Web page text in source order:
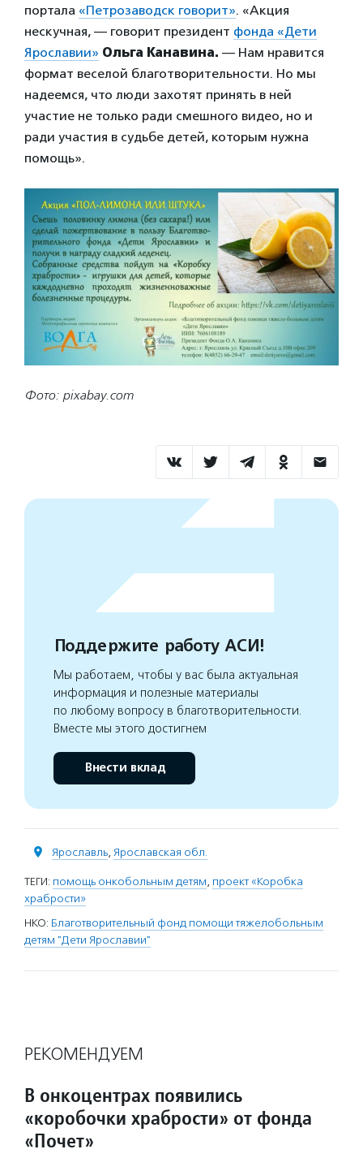
портала «Петрозаводск говорит». «Акция
нескучная, — говорит президент фонда «Дети
Ярославии» Ольга Канавина. — Нам нравится
формат веселой благотворительности. Но мы
надеемся, что люди захотят принять в ней
участие не только ради смешного видео, но и
ради участия в судьбе детей, которым нужна
помощь».
Фото: pixabay.com
Поддержите работу АСИ!
Мы работаем, чтобы у вас была актуальная
информация и полезные материалы
по любому вопросу в благотворительности.
Вместе мы этого достигнем
Внести вклад
Ярославль, Ярославская обл.
ТЕГИ: помощь онкобольным детям, проект «Коробка
храбрости»
НКО: Благотворительный фонд помощи тяжелобольным
детям "Дети Ярославии"
РЕКОМЕНДУЕМ
В онкоцентрах появились
«коробочки храбрости» от фонда
«Почет»